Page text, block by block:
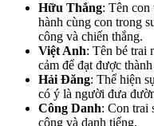
Hữu Thắng: Tên con
hành cùng con trong
công và chiến thắng.
Việt Anh: Tên bé trai
cảm để đạt được
Hải Đăng: Thể hiện
có ý là người đưa
Công Danh: Con trai
công và danh tiếng.